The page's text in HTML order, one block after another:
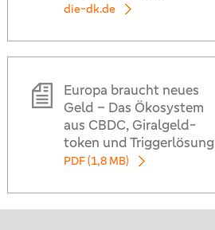
die-dk.de
Eu­ro­pa braucht neues
Geld – Das Öko­sys­tem
aus CBDC, Giralgeld­
token und Trig­ger­lö­sung
PDF (1,8 MB)